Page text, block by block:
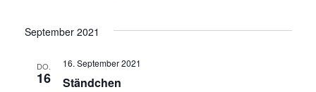
September 2021
DO.
16 Ständchen
16. September 2021